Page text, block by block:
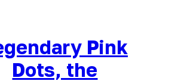
Pink
Dots, the